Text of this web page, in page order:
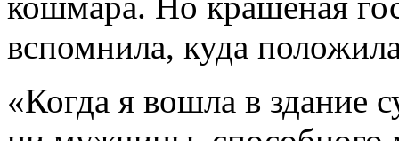
вспомнила, куда
«Когда я вошла в здание